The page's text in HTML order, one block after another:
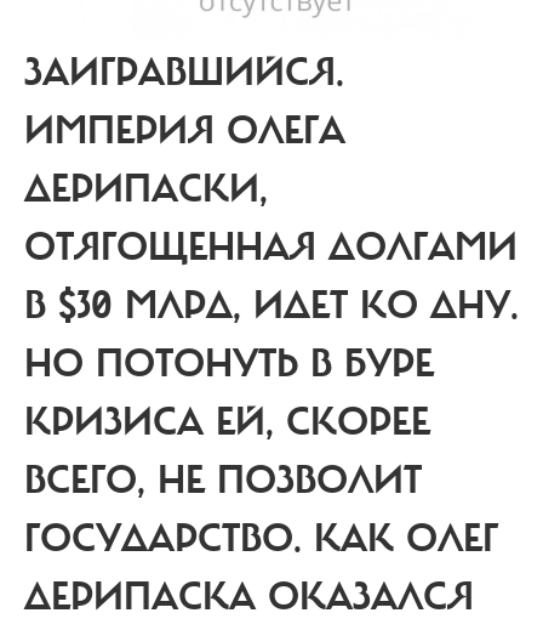
ЗАИГРАВШИЙСЯ.
ИМПЕРИЯ ОЛЕГА
ДЕРИПАСКИ,
ОТЯГОЩЕННАЯ ДОЛГАМИ
В $30 МЛРД, ИДЕТ КО ДНУ.
НО ПОТОНУТЬ В БУРЕ
КРИЗИСА ЕЙ, СКОРЕЕ
ВСЕГО, НЕ ПОЗВОЛИТ
ГОСУДАРСТВО. КАК ОЛЕГ
ДЕРИПАСКА ОКАЗАЛСЯ